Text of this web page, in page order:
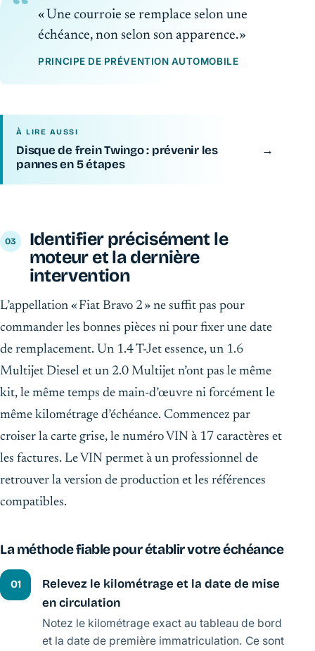
« Une courroie se remplace selon une
échéance, non selon son apparence. »
PRINCIPE DE PRÉVENTION AUTOMOBILE
À LIRE AUSSI
Disque de frein Twingo : prévenir les
pannes en 5 étapes
→
Identifier précisément le
moteur et la dernière
intervention
L’appellation « Fiat Bravo 2 » ne suffit pas pour
commander les bonnes pièces ni pour fixer une date
de remplacement. Un 1.4 T-Jet essence, un 1.6
Multijet Diesel et un 2.0 Multijet n’ont pas le même
kit, le même temps de main-d’œuvre ni forcément le
même kilométrage d’échéance. Commencez par
croiser la carte grise, le numéro VIN à 17 caractères et
les factures. Le VIN permet à un professionnel de
retrouver la version de production et les références
compatibles.
La méthode fiable pour établir votre échéance
01
Relevez le kilométrage et la date de mise
en circulation
Notez le kilométrage exact au tableau de bord
et la date de première immatriculation. Ce sont